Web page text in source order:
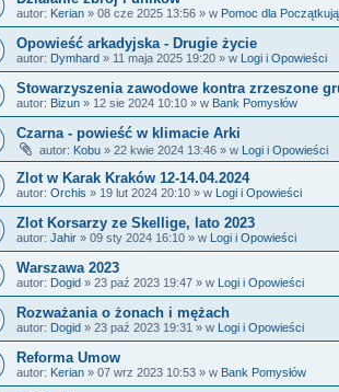
autor: Kerian » 08 cze 2025 13:56 » w Pomoc dla
Opowieść arkadyjska - Drugie życie
autor: Dymhard » 11 maja 2025 19:20 » w Logi i Opowieści
Stowarzyszenia zawodowe kontra zrzeszone
autor: Bizun » 12 sie 2024 10:10 » w Bank Pomysłów
Czarna - powieść w klimacie Arki
autor: Kobu » 22 kwie 2024 13:46 » w Logi i Opowieści
Zlot w Karak Kraków 12-14.04.2024
autor: Orchis » 19 lut 2024 20:10 » w Logi i Opowieści
Zlot Korsarzy ze Skellige, lato 2023
autor: Jahir » 09 sty 2024 16:10 » w Logi i Opowieści
Warszawa 2023
autor: Dogid » 23 paź 2023 19:47 » w Logi i Opowieści
Rozważania o żonach i mężach
autor: Dogid » 23 paź 2023 19:31 » w Logi i Opowieści
Reforma Umow
autor: Kerian » 07 wrz 2023 10:53 » w Bank Pomysłów